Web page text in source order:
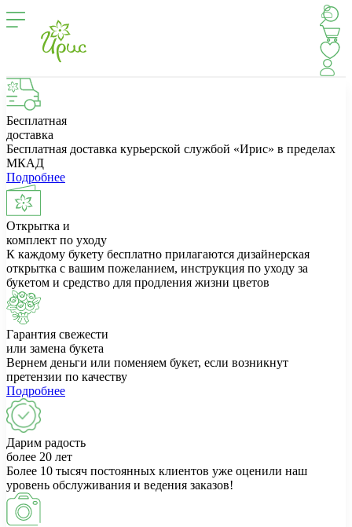
Бесплатная
доставка
Бесплатная доставка курьерской службой «Ирис» в пределах
МКАД
Подробнее
Открытка и
комплект по уходу
К каждому букету бесплатно прилагаются дизайнерская
открытка с вашим пожеланием, инструкция по уходу за
букетом и средство для продления жизни цветов
Гарантия свежести
или замена букета
Вернем деньги или поменяем букет, если возникнут
претензии по качеству
Подробнее
Дарим радость
более 20 лет
Более 10 тысяч постоянных клиентов уже оценили наш
уровень обслуживания и ведения заказов!